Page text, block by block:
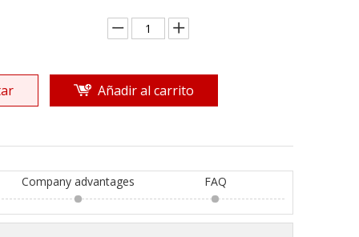
Añadir al carrito
Company advantages FAQ